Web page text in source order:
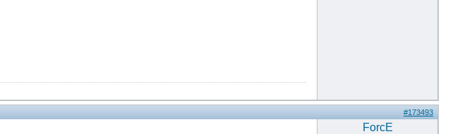
#173493
ForcE